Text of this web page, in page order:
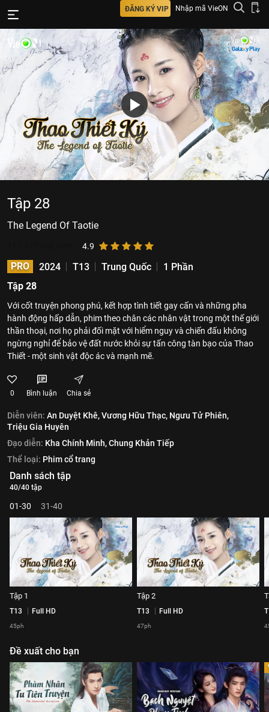
ĐĂNG KÝ VIP Nhập mã VieON
Tập 28
The Legend Of Taotie
4.9
PRO 2024 T13 Trung Quốc
1 Phần
Tập 28
Với cốt truyện phong phú, kết hợp tình tiết gay cấn và những pha
hành động hấp dẫn, phim theo chân các nhân vật trong một thế giới
thần thoại, nơi họ phải đối mặt với hiểm nguy và chiến đấu không
ngừng nghỉ để bảo vệ đất nước khỏi sự tấn công tàn bạo của Thao
Thiết - một sinh vật độc ác và mạnh mẽ.
0 Bình luận Chia sẻ
Diễn viên: An Duyệt Khê,Vương Hữu Thạc, Ngưu Tử Phiên,
Triệu Gia Huyên
Đạo diễn: Kha Chính Minh,Chung Khản Tiếp
Thể loại: Phim cổ trang
Danh sách tập
40/40 tập
01-30 31-40
Tập 1
T13 Full HD
45ph
Tập 2
T13 Full HD
47ph
Đề xuất cho bạn